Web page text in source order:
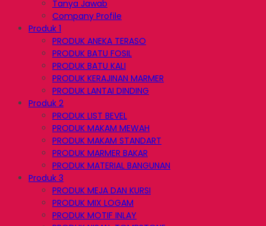
Tanya Jawab
Company Profile
Produk 1
PRODUK ANEKA TERASO
PRODUK BATU FOSIL
PRODUK BATU KALI
PRODUK KERAJINAN MARMER
PRODUK LANTAI DINDING
Produk 2
PRODUK LIST BEVEL
PRODUK MAKAM MEWAH
PRODUK MAKAM STANDART
PRODUK MARMER BAKAR
PRODUK MATERIAL BANGUNAN
Produk 3
PRODUK MEJA DAN KURSI
PRODUK MIX LOGAM
PRODUK MOTIF INLAY